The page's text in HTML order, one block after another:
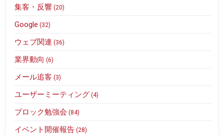
集客・反響 (20)
Google (32)
ウェブ関連 (36)
業界動向 (6)
メール追客 (3)
ユーザーミーティング (4)
ブロック勉強会 (84)
イベント開催報告 (28)